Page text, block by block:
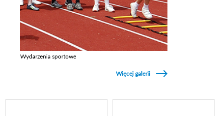
Wydarzenia sportowe
Więcej galerii